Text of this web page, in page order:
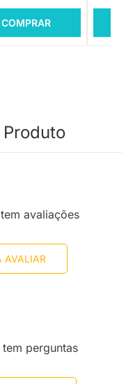
COMPRAR
avaliações
AVALIAR
perguntas